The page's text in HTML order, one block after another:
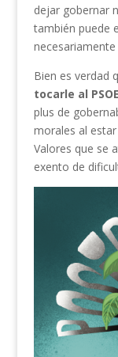
dejar gobernar
también puede
Bien es verdad
tocarle al PSOE
plus de
morales al
Valores que se
exento de